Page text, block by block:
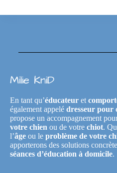
Milie KniD
En tant qu’éducateur et
également appelé dresseur pour
propose un accompagnement
votre chien ou de votre chiot.
l’âge ou le problème de votre
apporterons des solutions
séances d’éducation à domicile.